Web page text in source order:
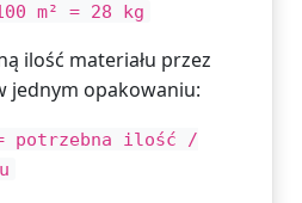
m² = 28 kg
ilość materiału przez
jednym opakowaniu:
potrzebna ilość /